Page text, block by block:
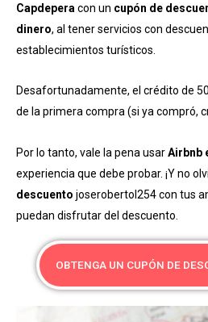
Capdepera con un cupón de
dinero, al tener servicios con
establecimientos turísticos.
Desafortunadamente, el crédito de
de la primera compra (si ya compró,
Por lo tanto, vale la pena usarAirbnb
experiencia que debe probar. ¡Y no
descuento joserobertol254 con tus
puedan disfrutar del descuento.
OBTENGA UN CUPÓN DE